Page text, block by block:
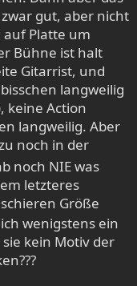
gut, aber nicht
Platte um
Bühne ist halt
Gitarrist, und
langweilig
keine Action
langweilig. Aber
noch in der
noch NIE was
letzteres
Größe
wenigstens ein
kein Motiv der